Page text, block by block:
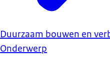
Duurzaam bouwen en
Onderwerp